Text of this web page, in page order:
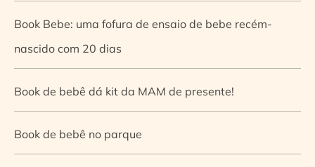
Book Bebe: uma fofura de ensaio de bebe recém-
nascido com 20 dias
Book de bebê dá kit da MAM de presente!
Book de bebê no parque